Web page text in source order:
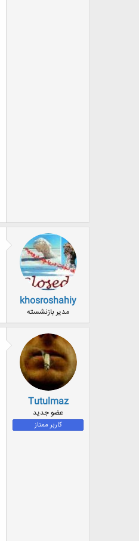
khosroshahiy
مدیر بازنشسته
Tutulmaz
عضو جدید
کاربر ممتاز